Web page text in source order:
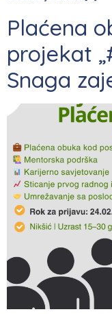
Plaćena
projekat
Snaga